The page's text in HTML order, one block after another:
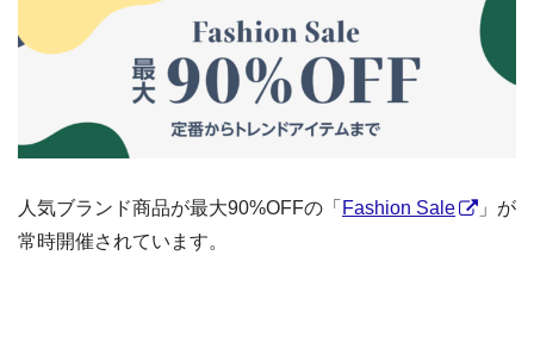
人気ブランド商品が最大90%OFFの「 Fashion Sale
」が
常時開催されています。